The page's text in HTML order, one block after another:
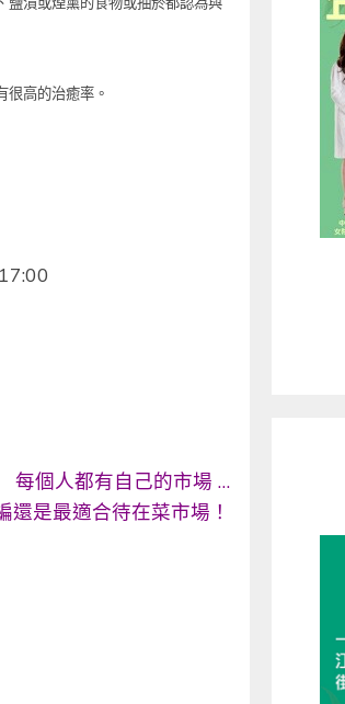
很高的治癒率。
每個人都有自己的市場 …
還是最適合待在菜市場！